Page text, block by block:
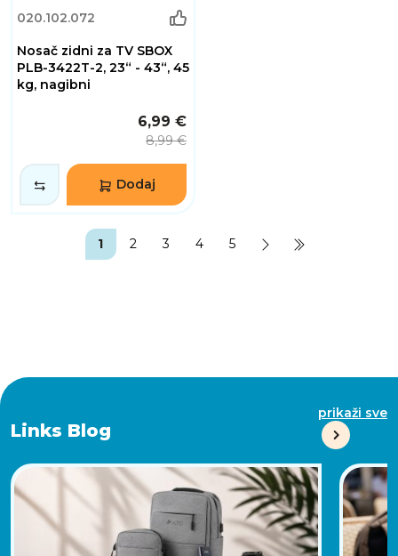
020.102.072
Nosač zidni za TV SBOX
PLB-3422T-2, 23“ - 43“, 45
kg, nagibni
6,99 €
8,99 €
Dodaj
1 2 3 4 5
Links Blog
prikaži sve